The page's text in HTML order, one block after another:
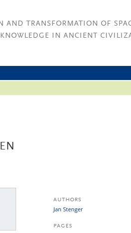
AND TRANSFORMATION OF
KNOWLEDGE IN ANCIENT
AUTHORS
Jan Stenger
PAGES